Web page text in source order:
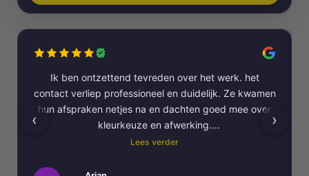
Ik ben ontzettend tevreden over het werk. het
contact verliep professioneel en duidelijk. Ze kwamen
hun afspraken netjes na en dachten goed mee over
kleurkeuze en afwerking.
uitgevoerd. Alles is strak afgewerkt en ze werkten
Lees verder
‹ ›